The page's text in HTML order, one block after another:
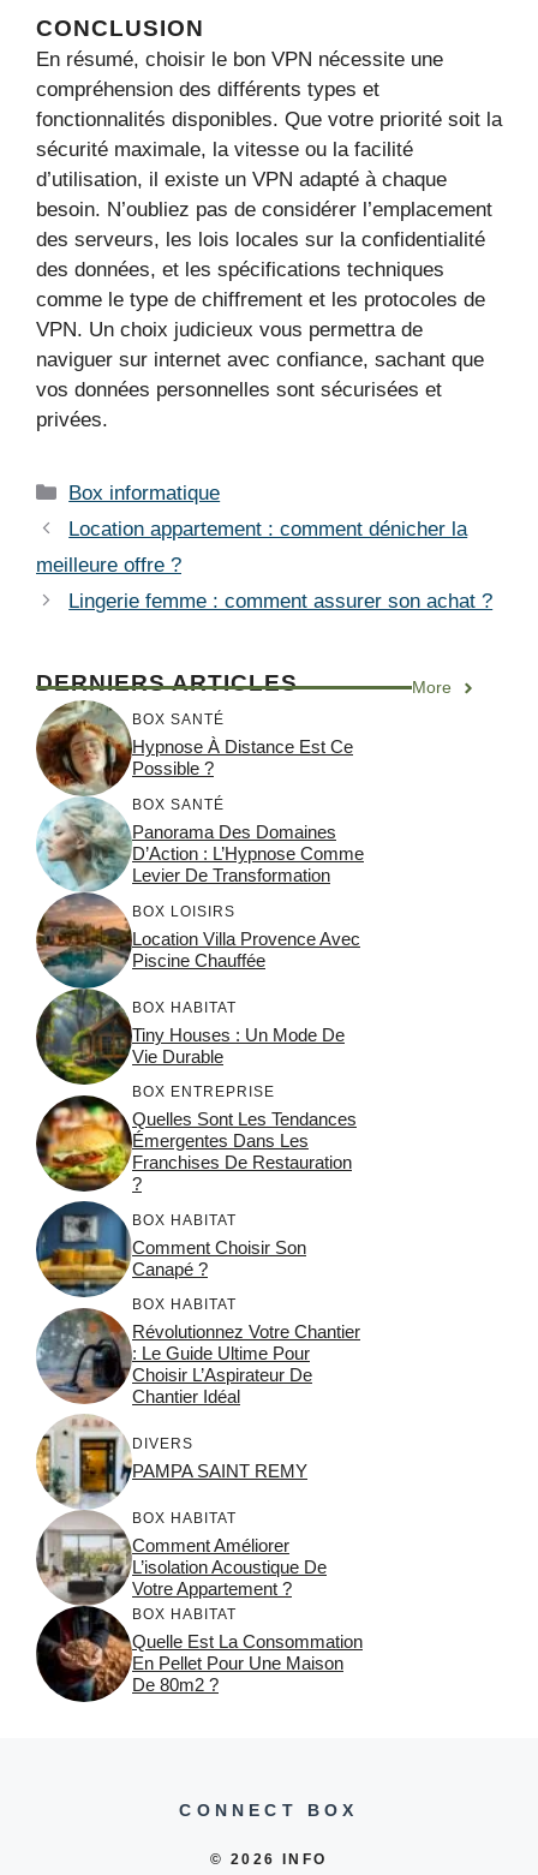
CONCLUSION
En résumé, choisir le bon VPN nécessite une
compréhension des différents types et
fonctionnalités disponibles. Que votre priorité soit la
sécurité maximale, la vitesse ou la facilité
d’utilisation, il existe un VPN adapté à chaque
besoin. N’oubliez pas de considérer l’emplacement
des serveurs, les lois locales sur la confidentialité
des données, et les spécifications techniques
comme le type de chiffrement et les protocoles de
VPN. Un choix judicieux vous permettra de
naviguer sur internet avec confiance, sachant que
vos données personnelles sont sécurisées et
privées.
Catégories
Box informatique
Location appartement : comment dénicher la
meilleure offre ?
Lingerie femme : comment assurer son achat ?
DERNIERS ARTICLES More
BOX SANTÉ
Hypnose À Distance Est Ce
Possible ?
BOX SANTÉ
Panorama Des Domaines
D’Action : L’Hypnose Comme
Levier De Transformation
BOX LOISIRS
Location Villa Provence Avec
Piscine Chauffée
BOX HABITAT
Tiny Houses : Un Mode De
Vie Durable
BOX ENTREPRISE
Quelles Sont Les Tendances
Émergentes Dans Les
Franchises De Restauration
?
BOX HABITAT
Comment Choisir Son
Canapé ?
BOX HABITAT
Révolutionnez Votre Chantier
: Le Guide Ultime Pour
Choisir L’Aspirateur De
Chantier Idéal
DIVERS
PAMPA SAINT REMY
BOX HABITAT
Comment Améliorer
L’isolation Acoustique De
Votre Appartement ?
BOX HABITAT
Quelle Est La Consommation
En Pellet Pour Une Maison
De 80m2 ?
CONNECT BOX
© 2026 INFO